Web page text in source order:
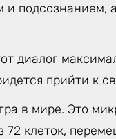
и
диалог
прийти к
в мире. Это
72 клеток,